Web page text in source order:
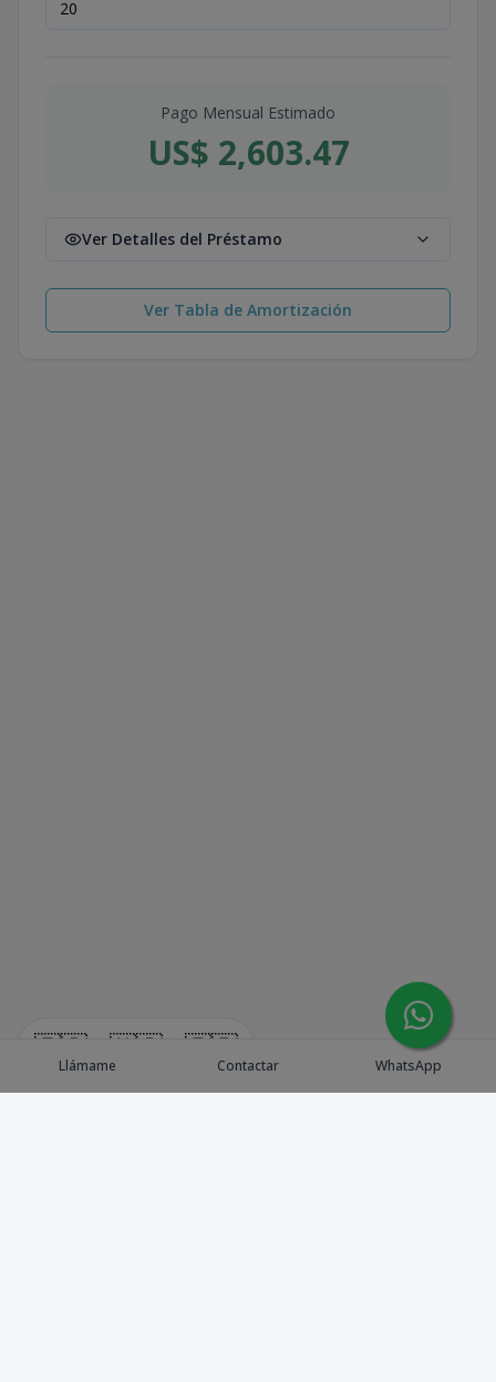
🇪🇸 🇺🇸 🇫🇷
Pago Mensual Estimado
US$ 2,603.47
Ver Detalles del Préstamo
Ver Tabla de Amortización
Llámame Contactar WhatsApp